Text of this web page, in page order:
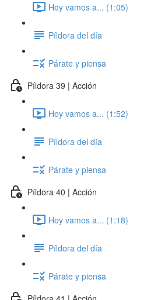
Hoy vamos a... (1:05)
Píldora del día
Párate y piensa
Píldora 39 | Acción
Hoy vamos a... (1:52)
Píldora del día
Párate y piensa
Píldora 40 | Acción
Hoy vamos a... (1:18)
Píldora del día
Párate y piensa